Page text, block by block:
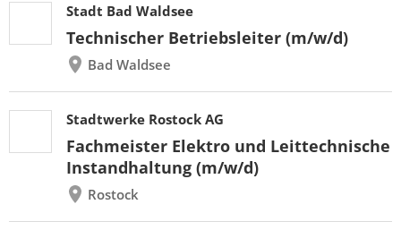
Stadt Bad Waldsee
Technischer Betriebsleiter (m/w/d)
Bad Waldsee
Stadtwerke Rostock AG
Fachmeister Elektro und Leittechnische
Instandhaltung (m/w/d)
Rostock